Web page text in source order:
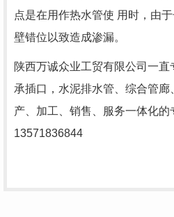
点是在用作热水管使 用时，由
壁错位以致造成渗漏。
陕西万诚众业工贸有限公司一直
承插口，水泥排水管、综合管
产、加工、销售、服务一体化的
13571836844